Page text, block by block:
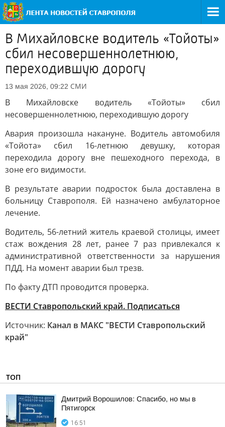
В Михайловске водитель «Тойоты»
сбил несовершеннолетнюю,
переходившую дорогу
13 мая 2026, 09:22 СМИ
В Михайловске водитель «Тойоты» сбил
несовершеннолетнюю, переходившую дорогу
Авария произошла накануне. Водитель автомобиля
«Тойота» сбил 16-летнюю девушку, которая
переходила дорогу вне пешеходного перехода, в
зоне его видимости.
В результате аварии подросток была доставлена в
больницу Ставрополя. Ей назначено амбулаторное
лечение.
Водитель, 56-летний житель краевой столицы, имеет
стаж вождения 28 лет, ранее 7 раз привлекался к
административной ответственности за нарушения
ПДД. На момент аварии был трезв.
По факту ДТП проводится проверка.
ВЕСТИ Ставропольский край. Подписаться
Источник: Канал в МАКС "ВЕСТИ Ставропольский
край"
ТОП
Дмитрий Ворошилов: Спасибо, но мы в
Пятигорск
16:51